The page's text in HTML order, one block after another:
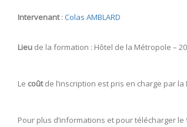
Intervenant: Colas AMBLARD
Lieu de la formation : Hôtel de la Métropole –
Le coûtde l’inscription est pris en charge par la
Pour plus d’informations et pour télécharger le